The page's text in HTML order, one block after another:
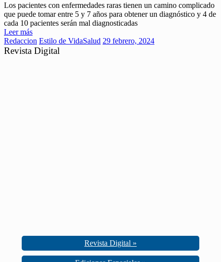
Los pacientes con enfermedades raras tienen un camino complicado
que puede tomar entre 5 y 7 años para obtener un diagnóstico y 4 de
cada 10 pacientes serán mal diagnosticadas
Leer más
Redaccion Estilo de VidaSalud 29 febrero, 2024
Revista Digital
Revista Digital »